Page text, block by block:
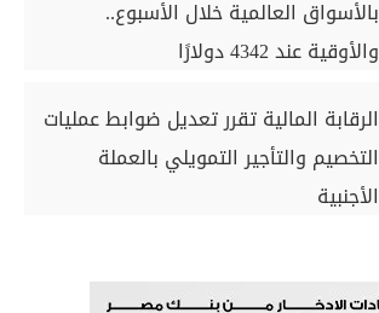
بالأسواق العالمية خلال الأسبوع..
والأوقية عند 4342 دولارًا
الرقابة المالية تقرر تعديل ضوابط عمليات
التخصيم والتأجير التمويلي بالعملة
الأجنبية